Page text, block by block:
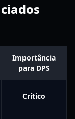
Importância
para DPS
Crítico